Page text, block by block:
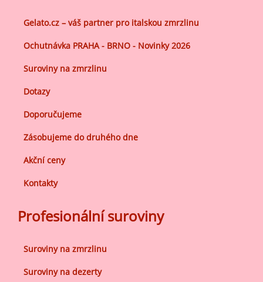
Gelato.cz – váš partner pro italskou zmrzlinu
Ochutnávka PRAHA - BRNO - Novinky 2026
Suroviny na zmrzlinu
Dotazy
Doporučujeme
Zásobujeme do druhého dne
Akční ceny
Kontakty
Profesionální suroviny
Suroviny na zmrzlinu
Suroviny na dezerty